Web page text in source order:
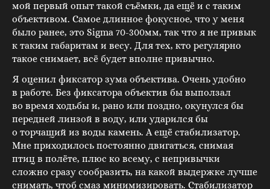
мой первый опыт такой съёмки, да ещё и с таким
объективом. Самое длинное фокусное, что у меня
было ранее, это Sigma 70-300мм, так что я не привык
к таким габаритам и весу. Для тех, кто регулярно
такое снимает, всё будет вполне привычно.
Я оценил фиксатор зума объектива. Очень удобно
в работе. Без фиксатора объектив бы выползал
во время ходьбы и, рано или поздно, окунулся бы
передней линзой в воду, или ударился бы
о торчащий из воды камень. А ещё стабилизатор.
Мне приходилось постоянно двигаться, снимая
птиц в полёте, плюс ко всему, с непривычки
сложно сразу сообразить, на какой выдержке лучше
снимать, чтоб смаз минимизировать. Стабилизатор